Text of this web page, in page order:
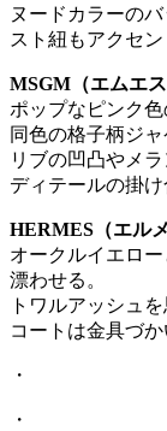
ヌードカラーの
スト紐もアクセン
MSGM（エムエス
ポップなピンク
同色の格子柄ジャ
リブの凹凸やメ
ディテールの掛け
HERMES（エルメ
オークルイエロ
漂わせる。
トワルアッシュ
コートは金具づか
・
・